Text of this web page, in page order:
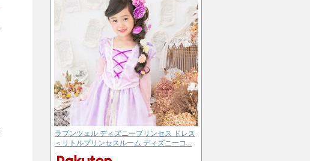
ラプンツェル ディズニープリンセス ドレス
＜リトルプリンセスルーム ディズニーコ...